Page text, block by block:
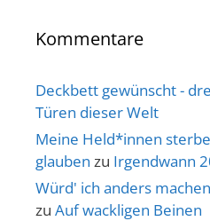
Kommentare
Deckbett gewünscht -
Türen dieser Welt
Meine Held*innen
glauben zu Irgendwann
Würd' ich anders
zu Auf wackligen Beinen